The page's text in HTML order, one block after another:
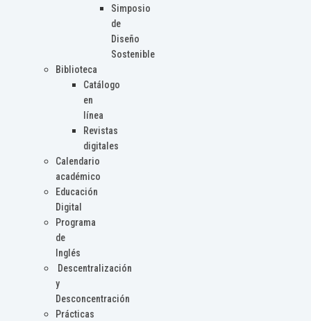
Simposio
de
Diseño
Sostenible
Biblioteca
Catálogo
en
línea
Revistas
digitales
Calendario
académico
Educación
Digital
Programa
de
Inglés
Descentralización
y
Desconcentración
Prácticas